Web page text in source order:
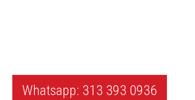
Whatsapp: 313 393 0936